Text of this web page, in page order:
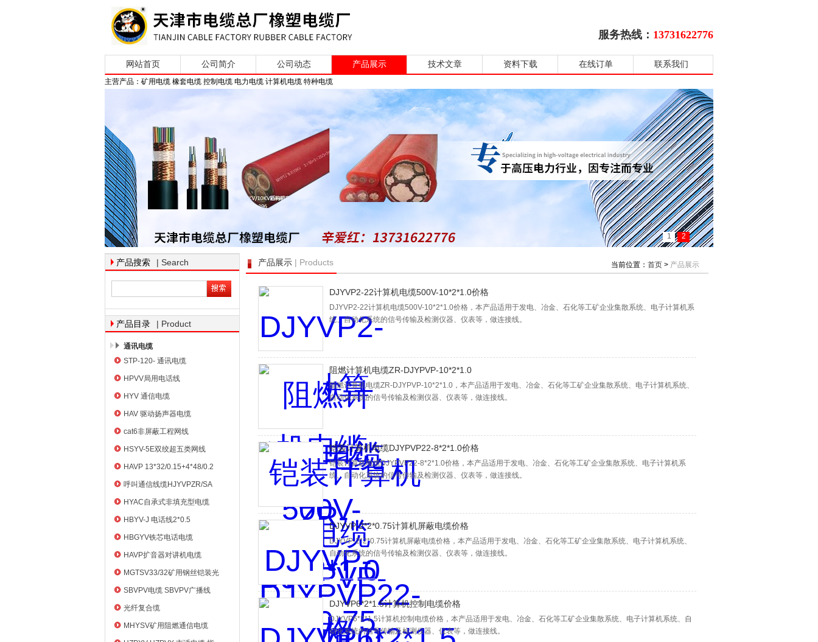
服务热线： 13731622776
网站首页 公司简介 公司动态 产品展示 技术文章 资料下载 在线订单 联系我们
主营产品：矿用电缆 橡套电缆 控制电缆 电力电缆 计算机电缆 特种电缆
1 2
产品搜索 | Search
产品目录 | Product
通讯电缆
STP-120- 通讯电缆
HPVV局用电话线
HYV 通信电缆
HAV 驱动扬声器电缆
cat6非屏蔽工程网线
HSYV-5E双绞超五类网线
HAVP 13*32/0.15+4*48/0.2
呼叫通信线缆HJYVPZR/SA
HYAC自承式非填充型电缆
HBYV-J 电话线2*0.5
HBGYV铁芯电话电缆
HAVP扩音器对讲机电缆
MGTSV33/32矿用钢丝铠装光
缆
SBVPV电缆 SBVPV广播线
光纤复合缆
MHYSV矿用阻燃通信电缆
产品展示 | Products 当前位置： 首页 > 产品展示
DJYVP2-22计算机电缆500V-10*2*1.0价格
DJYVP2-22计算机电缆500V-10*2*1.0价格，本产品适用于发电、冶金、石化等工矿企业集散系统、电子计算机系
统、自动化系统的信号传输及检测仪器、仪表等，做连接线。
阻燃计算机电缆ZR-DJYPVP-10*2*1.0
阻燃计算机电缆ZR-DJYPVP-10*2*1.0，本产品适用于发电、冶金、石化等工矿企业集散系统、电子计算机系统、
自动化系统的信号传输及检测仪器、仪表等，做连接线。
铠装计算机电缆DJYPVP22-8*2*1.0价格
铠装计算机电缆DJYPVP22-8*2*1.0价格，本产品适用于发电、冶金、石化等工矿企业集散系统、电子计算机系
统、自动化系统的信号传输及检测仪器、仪表等，做连接线。
DJYVP-2*2*0.75计算机屏蔽电缆价格
DJYVP-2*2*0.75计算机屏蔽电缆价格，本产品适用于发电、冶金、石化等工矿企业集散系统、电子计算机系统、
自动化系统的信号传输及检测仪器、仪表等，做连接线。
DJYVP6*2*1.5计算机控制电缆价格
DJYVP6*2*1.5计算机控制电缆价格，本产品适用于发电、冶金、石化等工矿企业集散系统、电子计算机系统、自
动化系统的信号传输及检测仪器、仪表等，做连接线。